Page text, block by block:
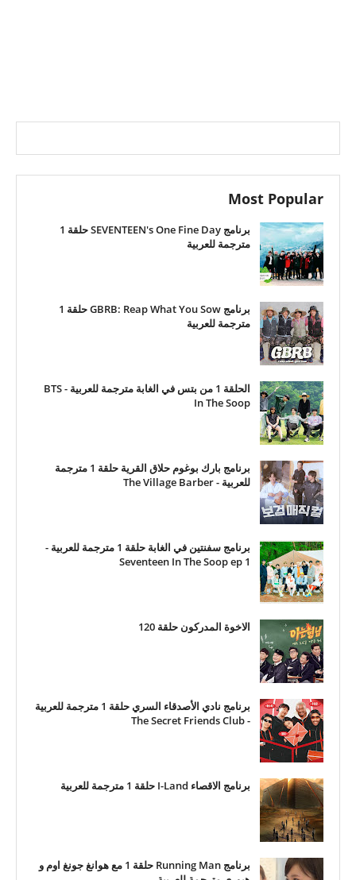
Most Popular
برنامج SEVENTEEN's One Fine Day حلقة 1
مترجمة للعربية
برنامج GBRB: Reap What You Sow حلقة 1
مترجمة للعربية
الحلقة 1 من بتس في الغابة مترجمة للعربية - BTS
In The Soop
برنامج بارك بوغوم حلاق القرية حلقة 1 مترجمة
للعربية - The Village Barber
برنامج سفنتين في الغابة حلقة 1 مترجمة للعربية -
Seventeen In The Soop ep 1
الاخوة المدركون حلقة 120
برنامج نادي الأصدقاء السري حلقة 1 مترجمة للعربية
- The Secret Friends Club
برنامج الاقصاء I-Land حلقة 1 مترجمة للعربية
برنامج Running Man حلقة 1 مع هوانغ جونغ اوم و